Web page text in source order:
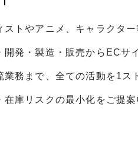
ストやアニメ、キャラクタ
開発・製造・販売からECサ
業務まで、全ての活動を1ス
在庫リスクの最小化をご提案